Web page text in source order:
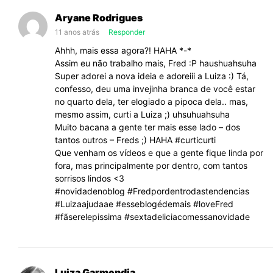
Mulher
sem
maquiagem
|
Fred
na
Moda
#1
Aryane Rodrigues
11 anos atrás Responder
Ahhh, mais essa agora?! HAHA *-*
Assim eu não trabalho mais, Fred :P haushuahsuha
Super adorei a nova ideia e adoreiii a Luiza :) Tá,
confesso, deu uma invejinha branca de você estar
no quarto dela, ter elogiado a pipoca dela.. mas,
mesmo assim, curti a Luiza ;) uhsuhuahsuha
Muito bacana a gente ter mais esse lado – dos
tantos outros – Freds ;) HAHA #curticurti
Que venham os vídeos e que a gente fique linda por
fora, mas principalmente por dentro, com tantos
sorrisos lindos <3
#novidadenoblog #Fredpordentrodastendencias
#Luizaajudaae #esseblogédemais #loveFred
#fãserelepissima #sextadeliciacomessanovidade